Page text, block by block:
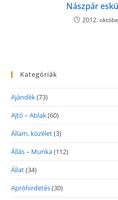
Nászpár
2012.
Kategóriák
Ajándék(73)
Ajtó – Ablak(60)
Állam, közélet(3)
Állás – Munka(112)
Állat(34)
Apróhirdetés(30)